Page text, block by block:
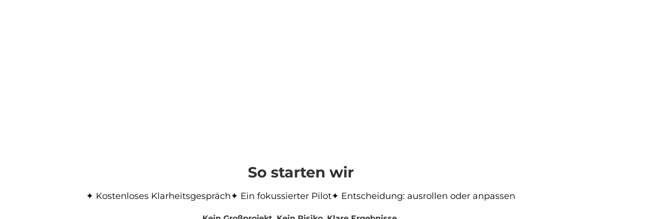
So starten wir
✦ Kostenloses Klarheitsgespräch✦ Ein fokussierter Pilot✦ Entscheidung: ausrollen oder anpassen